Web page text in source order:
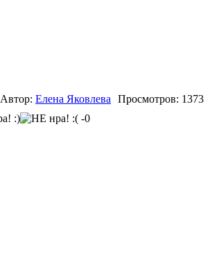
Автор: Елена Яковлева Просмотров: 1373
-0